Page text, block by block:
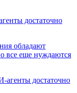
достаточно
обладают
все еще нуждаются